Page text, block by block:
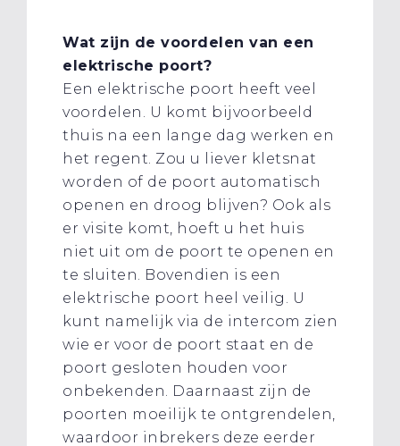
Wat zijn de voordelen van een
elektrische poort?
Een elektrische poort heeft veel
voordelen. U komt bijvoorbeeld
thuis na een lange dag werken en
het regent. Zou u liever kletsnat
worden of de poort automatisch
openen en droog blijven? Ook als
er visite komt, hoeft u het huis
niet uit om de poort te openen en
te sluiten. Bovendien is een
elektrische poort heel veilig. U
kunt namelijk via de intercom zien
wie er voor de poort staat en de
poort gesloten houden voor
onbekenden. Daarnaast zijn de
poorten moeilijk te ontgrendelen,
waardoor inbrekers deze eerder